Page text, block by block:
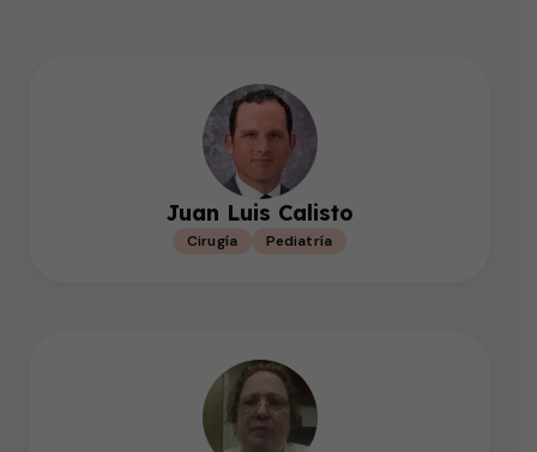
Juan Luis Calisto
Cirugía Pediatría